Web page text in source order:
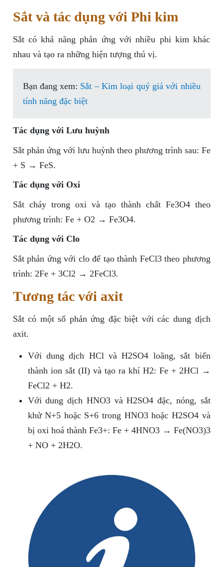
Sắt và tác dụng với Phi kim
Sắt có khả năng phản ứng với nhiều phi kim khác
nhau và tạo ra những hiện tượng thú vị.
Bạn đang xem: Sắt – Kim loại quý giá với nhiều
tính năng đặc biệt
Tác dụng với Lưu huỳnh
Sắt phản ứng với lưu huỳnh theo phương trình sau: Fe
+ S → FeS.
Tác dụng với Oxi
Sắt cháy trong oxi và tạo thành chất Fe3O4 theo
phương trình: Fe + O2 → Fe3O4.
Tác dụng với Clo
Sắt phản ứng với clo để tạo thành FeCl3 theo phương
trình: 2Fe + 3Cl2 → 2FeCl3.
Tương tác với axit
Sắt có một số phản ứng đặc biệt với các dung dịch
axit.
Với dung dịch HCl và H2SO4 loãng, sắt biến
thành ion sắt (II) và tạo ra khí H2: Fe + 2HCl →
FeCl2 + H2.
Với dung dịch HNO3 và H2SO4 đặc, nóng, sắt
khử N+5 hoặc S+6 trong HNO3 hoặc H2SO4 và
bị oxi hoá thành Fe3+: Fe + 4HNO3 → Fe(NO3)3
+ NO + 2H2O.